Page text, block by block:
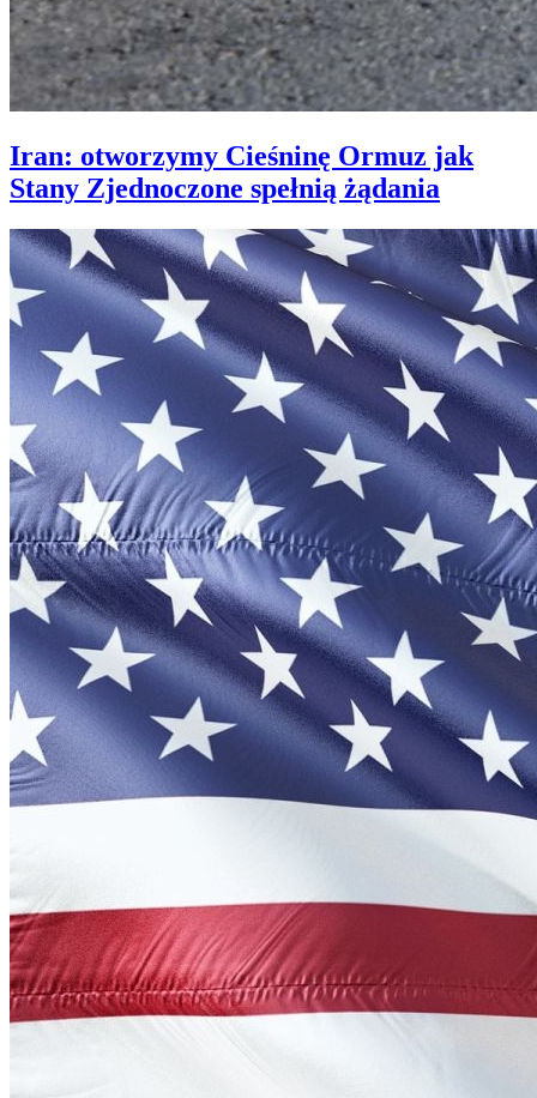
Iran: otworzymy Cieśninę Ormuz jak
Stany Zjednoczone spełnią żądania